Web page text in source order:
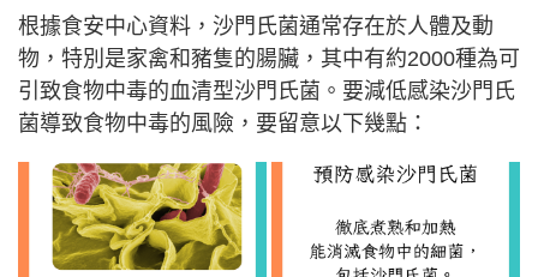
根據食安中心資料，沙門氏菌通常存在於人體及動
物，特別是家禽和豬隻的腸臟，其中有約2000種為可
引致食物中毒的血清型沙門氏菌。要減低感染沙門氏
菌導致食物中毒的風險，要留意以下幾點：